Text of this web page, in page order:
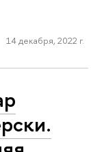
14 декабря, 2022 г.